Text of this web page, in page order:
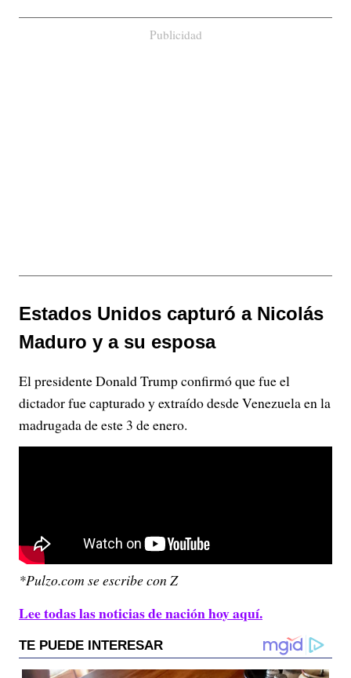
Publicidad
Estados Unidos capturó a Nicolás
Maduro y a su esposa
El presidente Donald Trump confirmó que fue el
dictador fue capturado y extraído desde Venezuela en la
madrugada de este 3 de enero.
*Pulzo.com se escribe con Z
Lee todas las noticias de nación hoy aquí.